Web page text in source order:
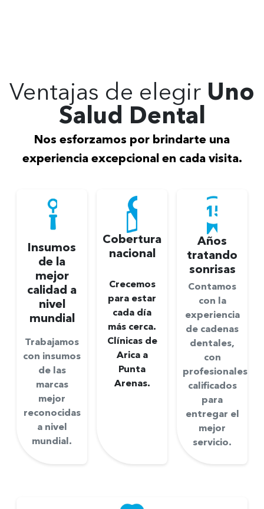
Ventajas de elegir Uno
Salud Dental
Nos esforzamos por brindarte una
experiencia excepcional en cada visita.
Insumos
de la
mejor
calidad a
nivel
mundial
Trabajamos
con insumos
de las
marcas
mejor
reconocidas
a nivel
mundial.
Cobertura
nacional
Crecemos
para estar
cada día
más cerca.
Clínicas de
Arica a
Punta
Arenas.
Años
tratando
sonrisas
Contamos
con la
experiencia
de cadenas
dentales,
con
profesionales
calificados
para
entregar el
mejor
servicio.